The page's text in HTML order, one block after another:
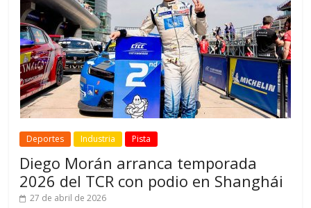
Deportes Industria Pista
Diego Morán arranca temporada
2026 del TCR con podio en Shanghái
27 de abril de 2026